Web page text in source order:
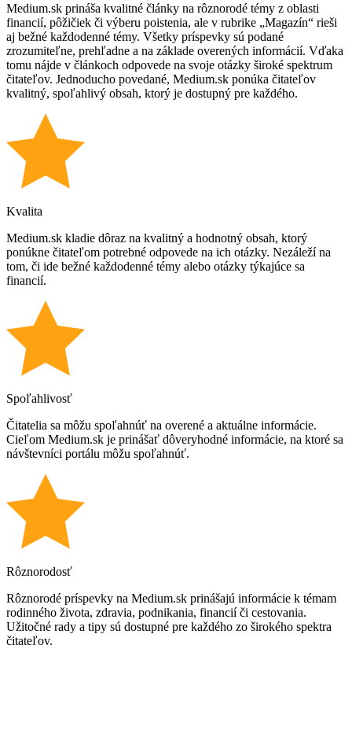
Medium.sk prináša kvalitné články na rôznorodé témy z oblasti
financií, pôžičiek či výberu poistenia, ale v rubrike „Magazín“ rieši
aj bežné každodenné témy. Všetky príspevky sú podané
zrozumiteľne, prehľadne a na základe overených informácií. Vďaka
tomu nájde v článkoch odpovede na svoje otázky široké spektrum
čitateľov. Jednoducho povedané, Medium.sk ponúka čitateľov
kvalitný, spoľahlivý obsah, ktorý je dostupný pre každého.
Kvalita
Medium.sk kladie dôraz na kvalitný a hodnotný obsah, ktorý
ponúkne čitateľom potrebné odpovede na ich otázky. Nezáleží na
tom, či ide bežné každodenné témy alebo otázky týkajúce sa
financií.
Spoľahlivosť
Čitatelia sa môžu spoľahnúť na overené a aktuálne informácie.
Cieľom Medium.sk je prinášať dôveryhodné informácie, na ktoré sa
návštevníci portálu môžu spoľahnúť.
Rôznorodosť
Rôznorodé príspevky na Medium.sk prinášajú informácie k témam
rodinného života, zdravia, podnikania, financií či cestovania.
Užitočné rady a tipy sú dostupné pre každého zo širokého spektra
čitateľov.